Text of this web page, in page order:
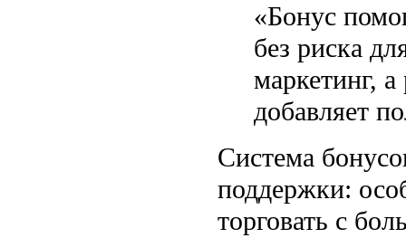
«Бонус
без риска
маркетинг,
добавляет
Система
поддержки:
торговать с